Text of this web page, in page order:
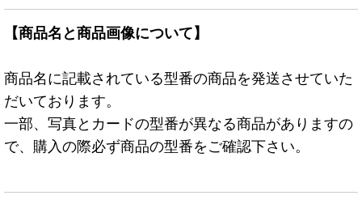
【商品名と商品画像について】
商品名に記載されている型番の商品を発送させていた
だいております。
一部、写真とカードの型番が異なる商品がありますの
で、購入の際必ず商品の型番をご確認下さい。